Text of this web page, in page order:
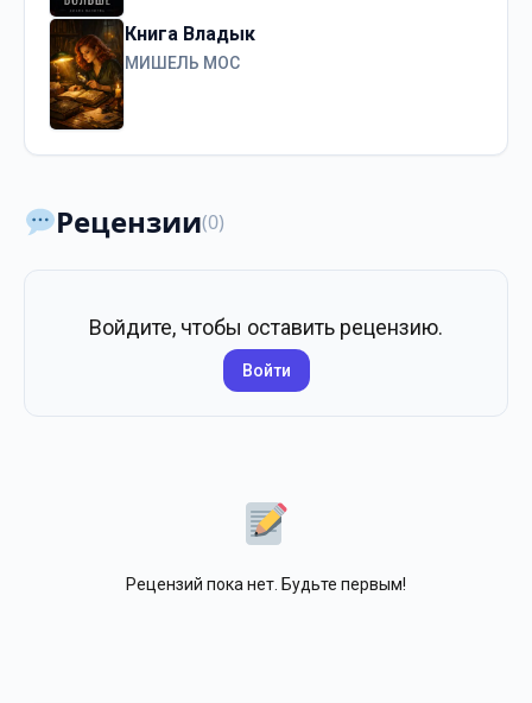
Книга Владык
МИШЕЛЬ МОС
Рецензии(0)
Войдите, чтобы оставить рецензию.
Войти
Рецензий пока нет. Будьте первым!